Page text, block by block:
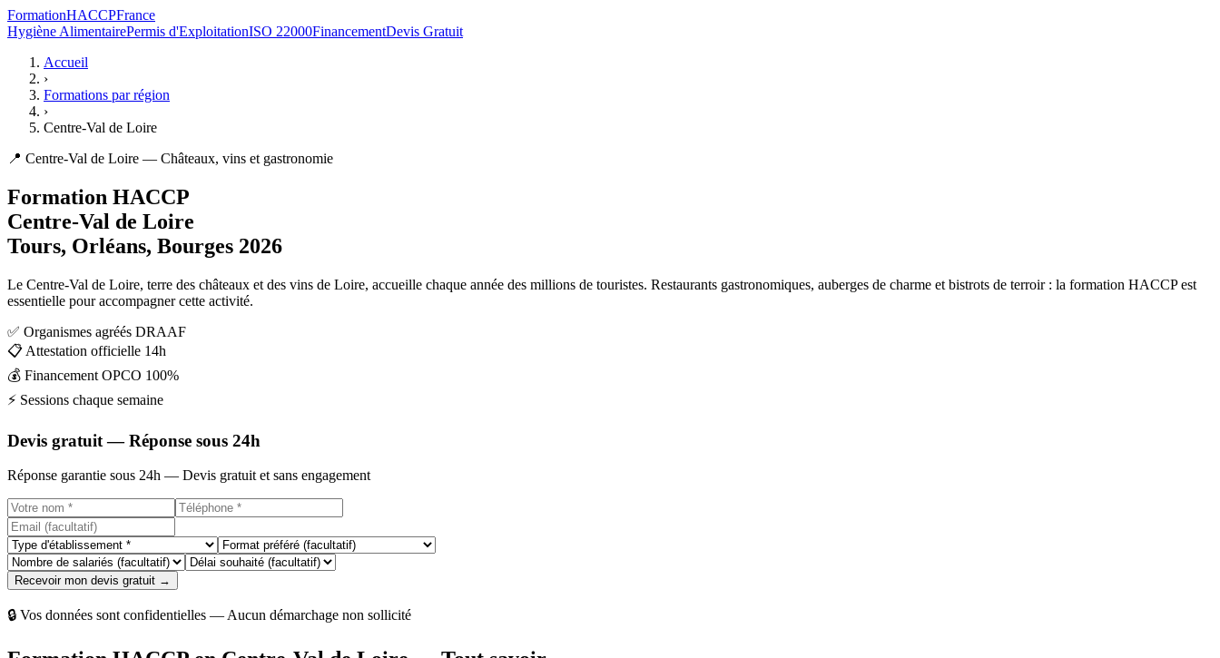
FormationHACCPFrance
Hygiène AlimentairePermis d'ExploitationISO 22000FinancementDevis Gratuit
Accueil
›
Formations par région
›
Centre-Val de Loire
📍 Centre-Val de Loire — Châteaux, vins et gastronomie
Formation HACCP
Centre-Val de Loire
Tours, Orléans, Bourges 2026
Le Centre-Val de Loire, terre des châteaux et des vins de Loire, accueille chaque année des millions de touristes. Restaurants gastronomiques, auberges de charme et bistrots de terroir : la formation HACCP est
essentielle pour accompagner cette activité.
✅ Organismes agréés DRAAF
📋 Attestation officielle 14h
💰 Financement OPCO 100%
⚡ Sessions chaque semaine
Devis gratuit — Réponse sous 24h
Réponse garantie sous 24h — Devis gratuit et sans engagement
Recevoir mon devis gratuit →
🔒 Vos données sont confidentielles — Aucun démarchage non sollicité